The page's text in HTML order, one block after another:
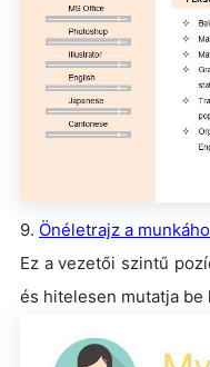
9. Önéletrajz a
Ez a vezetői szintű
és hitelesen mutatja